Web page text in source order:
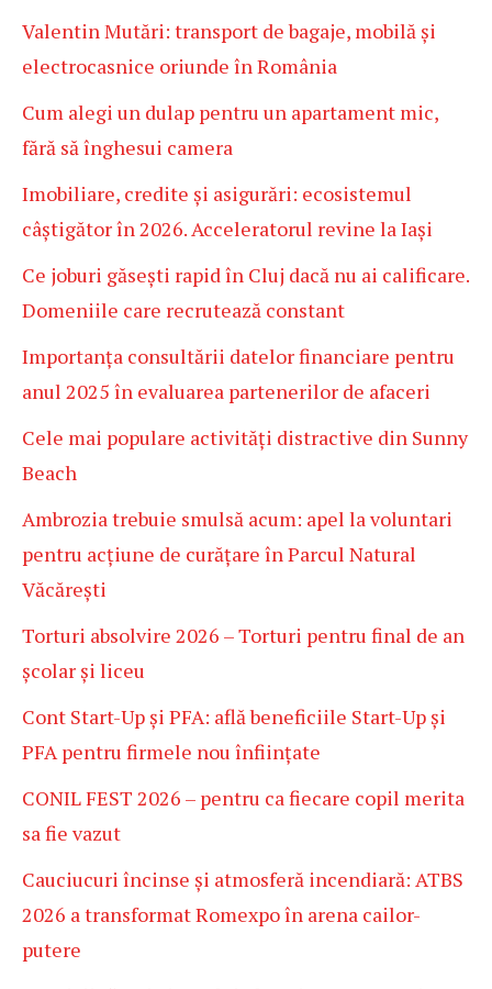
Valentin Mutări: transport de bagaje, mobilă și
electrocasnice oriunde în România
Cum alegi un dulap pentru un apartament mic,
fără să înghesui camera
Imobiliare, credite și asigurări: ecosistemul
câștigător în 2026. Acceleratorul revine la Iași
Ce joburi găsești rapid în Cluj dacă nu ai calificare.
Domeniile care recrutează constant
Importanța consultării datelor financiare pentru
anul 2025 în evaluarea partenerilor de afaceri
Cele mai populare activități distractive din Sunny
Beach
Ambrozia trebuie smulsă acum: apel la voluntari
pentru acțiune de curățare în Parcul Natural
Văcărești
Torturi absolvire 2026 – Torturi pentru final de an
școlar și liceu
Cont Start-Up și PFA: află beneficiile Start-Up și
PFA pentru firmele nou înființate
CONIL FEST 2026 – pentru ca fiecare copil merita
sa fie vazut
Cauciucuri încinse și atmosferă incendiară: ATBS
2026 a transformat Romexpo în arena cailor-
putere